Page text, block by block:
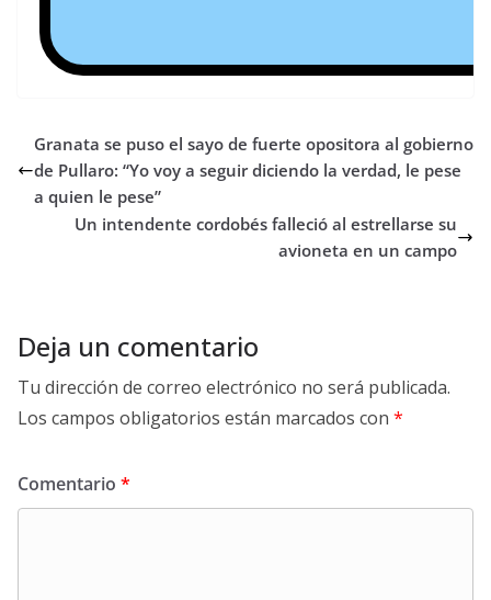
Granata se puso el sayo de fuerte opositora al gobierno
de Pullaro: “Yo voy a seguir diciendo la verdad, le pese
a quien le pese”
Un intendente cordobés falleció al estrellarse su
avioneta en un campo
Deja un comentario
Tu dirección de correo electrónico no será publicada.
Los campos obligatorios están marcados con *
Comentario *